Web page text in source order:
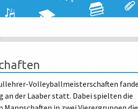
WAHLPFLICHTFÄCHERGRUPPE I
LINKS FÜR
UND SCHÜLER
Volleyballmeisterschaften
an der Laaber statt. Dabei spielten die